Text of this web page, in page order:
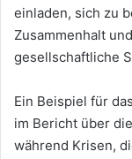
einladen, sich zu
Zusammenhalt
gesellschaftliche
Ein Beispiel für
im Bericht über
während Krisen,